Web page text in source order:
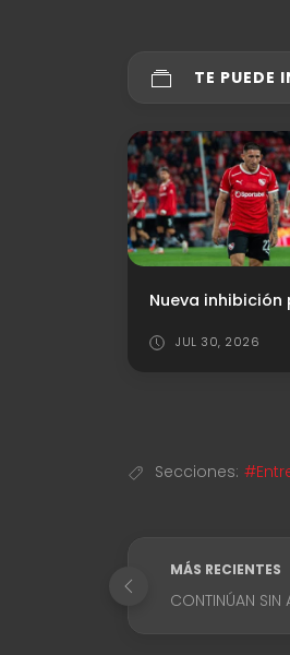
TE PUEDE
JUL 30, 2026
Secciones:
MÁS RECIENTES
CONTINÚAN SIN